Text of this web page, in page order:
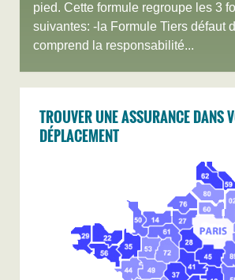
pied. Cette formule regroupe les 3
suivantes: -la Formule Tiers défaut
comprend la responsabilité...
TROUVER UNE ASSURANCE DANS
DÉPLACEMENT